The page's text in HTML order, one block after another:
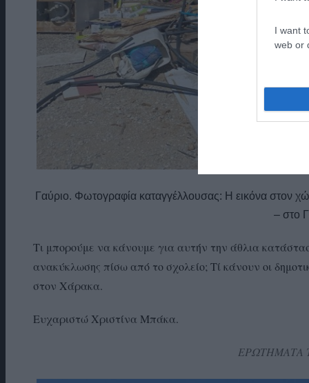
I want
web or
Γαύριο. Φωτογραφία καταγγέλλουσας: Η εικόνα στον
– στο
Τι μπορούμε να κάνουμε για αυτήν την άθλια
ανακύκλωσης πίσω από το σχολείο; Τί κάνουν οι
στον Χάρακα.
Ευχαριστώ Χριστίνα Μπάκα.
ΕΡΩΤΗΜΑΤΑ